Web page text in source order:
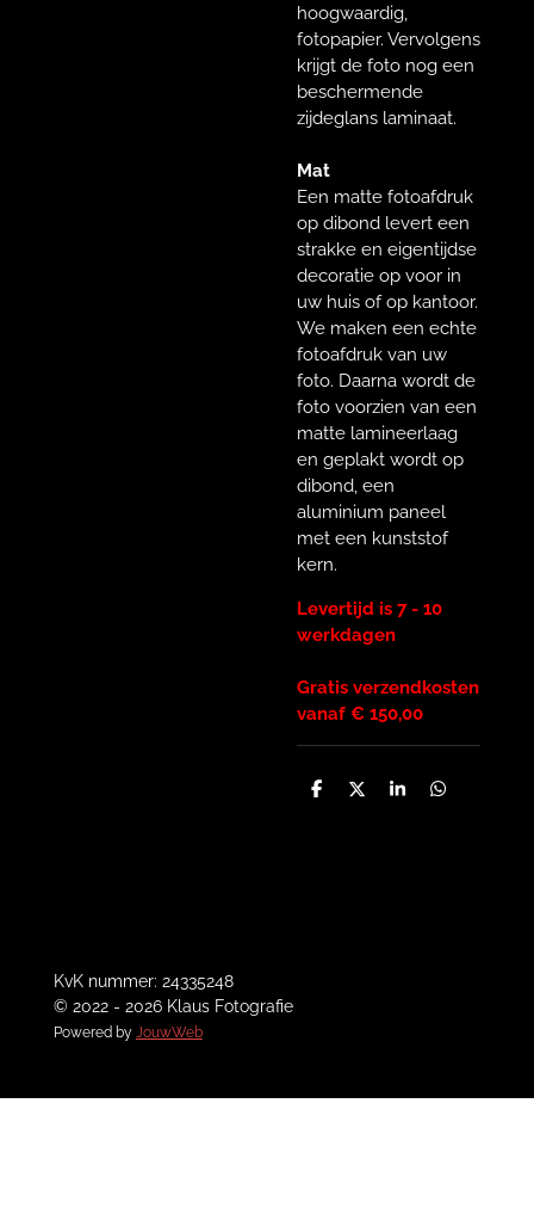
hoogwaardig,
fotopapier. Vervolgens
krijgt de foto nog een
beschermende
zijdeglans laminaat.
Mat
Een matte fotoafdruk
op dibond levert een
strakke en eigentijdse
decoratie op voor in
uw huis of op kantoor.
We maken een echte
fotoafdruk van uw
foto. Daarna wordt de
foto voorzien van een
matte lamineerlaag
en geplakt wordt op
dibond, een
aluminium paneel
met een kunststof
kern.
Levertijd is 7 - 10
werkdagen
Gratis verzendkosten
vanaf € 150,00
D
D
S
D
KvK nummer: 24335248
© 2022 - 2026 Klaus Fotografie
Powered by JouwWeb